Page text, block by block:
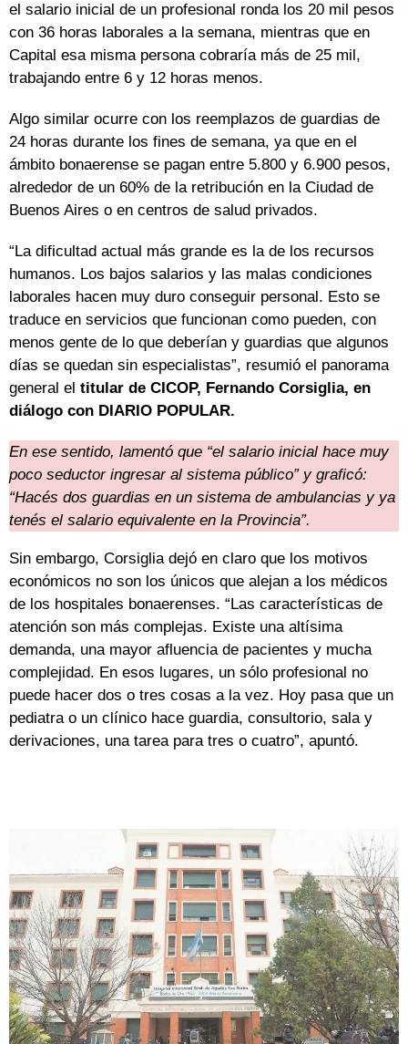
el salario inicial de un profesional ronda los 20 mil pesos
con 36 horas laborales a la semana, mientras que en
Capital esa misma persona cobraría más de 25 mil,
trabajando entre 6 y 12 horas menos.
Algo similar ocurre con los reemplazos de guardias de
24 horas durante los fines de semana, ya que en el
ámbito bonaerense se pagan entre 5.800 y 6.900 pesos,
alrededor de un 60% de la retribución en la Ciudad de
Buenos Aires o en centros de salud privados.
“La dificultad actual más grande es la de los recursos
humanos. Los bajos salarios y las malas condiciones
laborales hacen muy duro conseguir personal. Esto se
traduce en servicios que funcionan como pueden, con
menos gente de lo que deberían y guardias que algunos
días se quedan sin especialistas”, resumió el panorama
general el titular de CICOP, Fernando Corsiglia, en
diálogo con DIARIO POPULAR.
En ese sentido, lamentó que “el salario inicial hace muy
poco seductor ingresar al sistema público” y graficó:
“Hacés dos guardias en un sistema de ambulancias y ya
tenés el salario equivalente en la Provincia”.
Sin embargo, Corsiglia dejó en claro que los motivos
económicos no son los únicos que alejan a los médicos
de los hospitales bonaerenses. “Las características de
atención son más complejas. Existe una altísima
demanda, una mayor afluencia de pacientes y mucha
complejidad. En esos lugares, un sólo profesional no
puede hacer dos o tres cosas a la vez. Hoy pasa que un
pediatra o un clínico hace guardia, consultorio, sala y
derivaciones, una tarea para tres o cuatro”, apuntó.